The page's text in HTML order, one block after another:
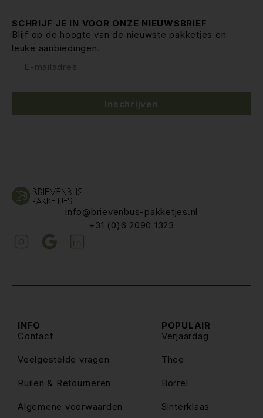
info@brievenbus-pakketjes.nl
+31 (0)6 2090 1323
POPULAIR
Verjaardag
Thee
Borrel
Sinterklaas
INFO
Contact
Veelgestelde vragen
Ruilen & Retourneren
Algemene voorwaarden
SCHRIJF JE IN VOOR ONZE NIEUWSBRIEF
Blijf op de hoogte van de nieuwste pakketjes en
leuke aanbiedingen.
Inschrijven